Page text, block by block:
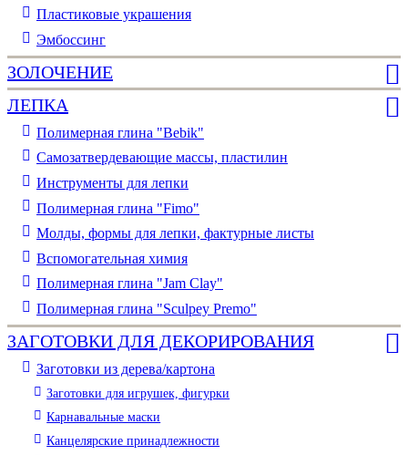
Пластиковые украшения
Эмбоссинг
ЗОЛОЧЕНИЕ
ЛЕПКА
Полимерная глина "Bebik"
Самозатвердевающие массы, пластилин
Инструменты для лепки
Полимерная глина "Fimo"
Молды, формы для лепки, фактурные листы
Вспомогательная химия
Полимерная глина "Jam Clay"
Полимерная глина "Sculpey Premo"
ЗАГОТОВКИ ДЛЯ ДЕКОРИРОВАНИЯ
Заготовки из дерева/картона
Заготовки для игрушек, фигурки
Карнавальные маски
Канцелярские принадлежности